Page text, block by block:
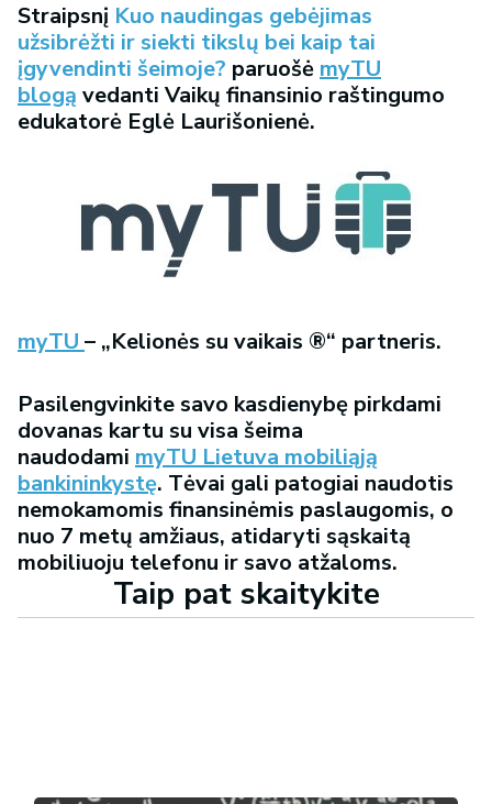
Straipsnį Kuo naudingas gebėjimas
užsibrėžti ir siekti tikslų bei kaip tai
įgyvendinti šeimoje? paruošė myTU
blogą vedanti Vaikų finansinio raštingumo
edukatorė Eglė Laurišonienė.
myTU – „Kelionės su vaikais ®“ partneris.
Pasilengvinkite savo kasdienybę pirkdami
dovanas kartu su visa šeima
naudodami myTU Lietuva mobiliąją
bankininkystę. Tėvai gali patogiai naudotis
nemokamomis finansinėmis paslaugomis, o
nuo 7 metų amžiaus, atidaryti sąskaitą
mobiliuoju telefonu ir savo atžaloms.
Taip pat skaitykite